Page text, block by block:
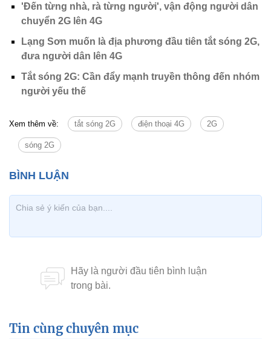
'Đến từng nhà, rà từng người', vận động người dân
chuyển 2G lên 4G
Lạng Sơn muốn là địa phương đầu tiên tắt sóng 2G,
đưa người dân lên 4G
Tắt sóng 2G: Cần đẩy mạnh truyền thông đến nhóm
người yếu thế
Xem thêm về: tắt sóng 2G điện thoại 4G 2G
sóng 2G
Tin cùng chuyên mục